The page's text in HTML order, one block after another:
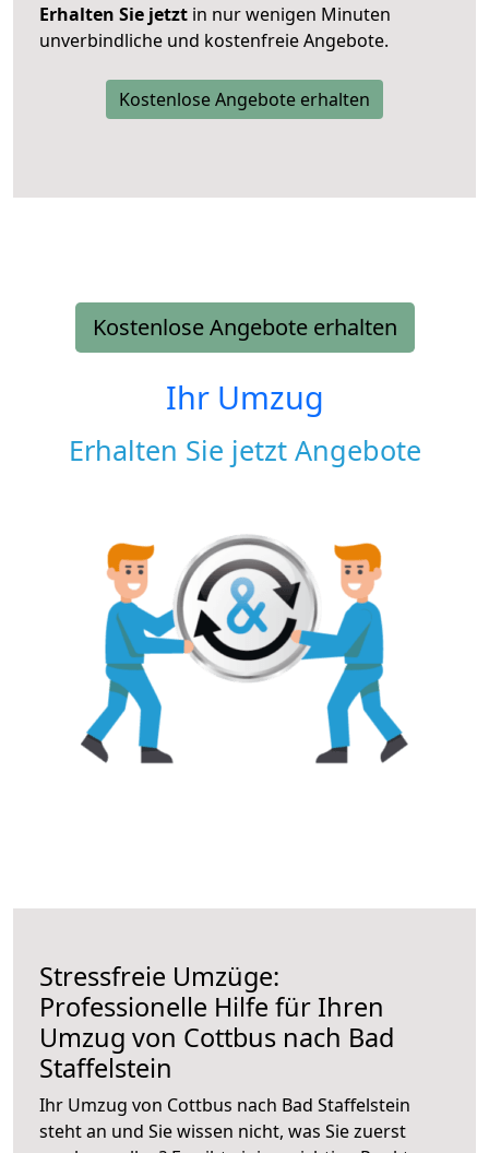
Erhalten Sie jetzt in nur wenigen Minuten
unverbindliche und kostenfreie Angebote.
Kostenlose Angebote erhalten
Kostenlose Angebote erhalten
Ihr Umzug
Erhalten Sie jetzt Angebote
Stressfreie Umzüge:
Professionelle Hilfe für Ihren
Umzug von Cottbus nach Bad
Staffelstein
Ihr Umzug von Cottbus nach Bad Staffelstein
steht an und Sie wissen nicht, was Sie zuerst